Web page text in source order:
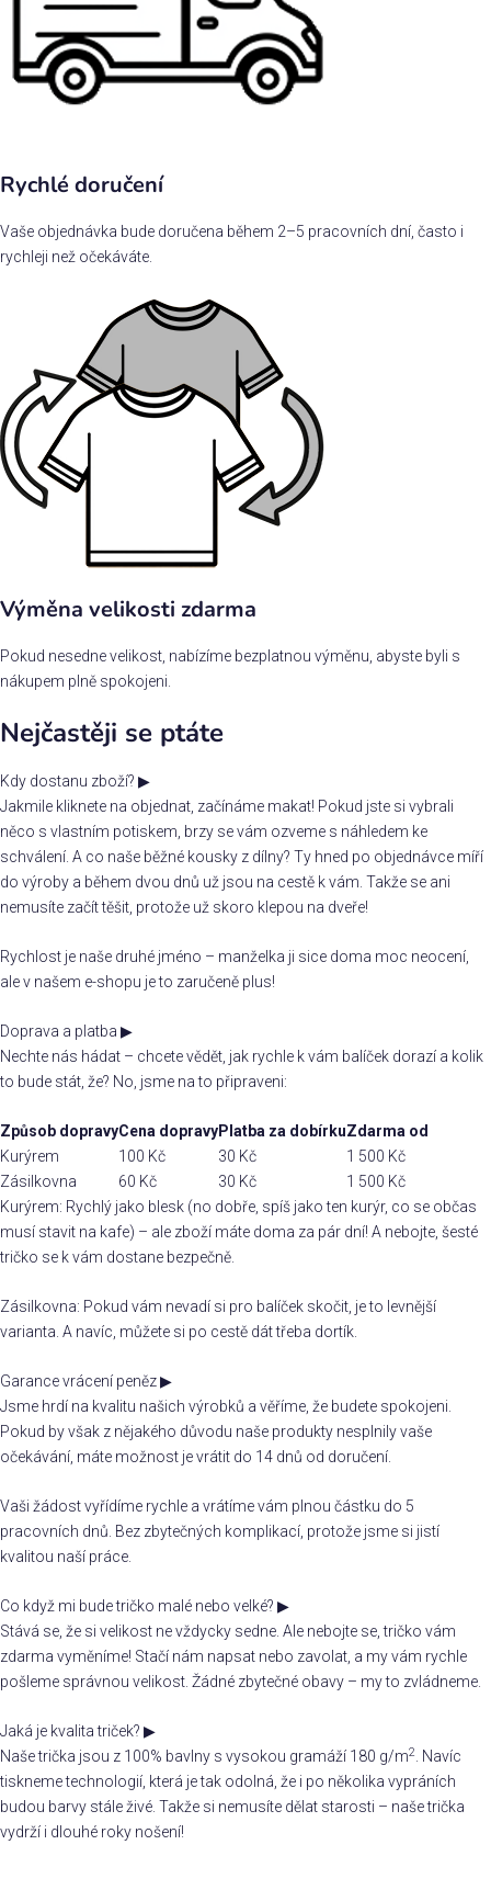
Rychlé doručení
Vaše objednávka bude doručena během 2–5 pracovních dní, často i
rychleji než očekáváte.
Výměna velikosti zdarma
Pokud nesedne velikost, nabízíme bezplatnou výměnu, abyste byli s
nákupem plně spokojeni.
Nejčastěji se ptáte
Kdy dostanu zboží? ▶
Jakmile kliknete na objednat, začínáme makat! Pokud jste si vybrali
něco s vlastním potiskem, brzy se vám ozveme s náhledem ke
schválení. A co naše běžné kousky z dílny? Ty hned po objednávce míří
do výroby a během dvou dnů už jsou na cestě k vám. Takže se ani
nemusíte začít těšit, protože už skoro klepou na dveře!
Rychlost je naše druhé jméno – manželka ji sice doma moc neocení,
ale v našem e-shopu je to zaručeně plus!
Doprava a platba ▶
Nechte nás hádat – chcete vědět, jak rychle k vám balíček dorazí a kolik
to bude stát, že? No, jsme na to připraveni:
Způsob dopravyCena dopravyPlatba za dobírkuZdarma od
Kurýrem
100 Kč 30 Kč
1 500 Kč
Zásilkovna
60 Kč 30 Kč
1 500 Kč
Kurýrem: Rychlý jako blesk (no dobře, spíš jako ten kurýr, co se občas
musí stavit na kafe) – ale zboží máte doma za pár dní! A nebojte, šesté
tričko se k vám dostane bezpečně.
Zásilkovna: Pokud vám nevadí si pro balíček skočit, je to levnější
varianta. A navíc, můžete si po cestě dát třeba dortík.
Garance vrácení peněz▶
Jsme hrdí na kvalitu našich výrobků a věříme, že budete spokojeni.
Pokud by však z nějakého důvodu naše produkty nesplnily vaše
očekávání, máte možnost je vrátit do 14 dnů od doručení.
Vaši žádost vyřídíme rychle a vrátíme vám plnou částku do 5
pracovních dnů. Bez zbytečných komplikací, protože jsme si jistí
kvalitou naší práce.
Co když mi bude tričko malé nebo velké? ▶
Stává se, že si velikost ne vždycky sedne. Ale nebojte se, tričko vám
zdarma vyměníme! Stačí nám napsat nebo zavolat, a my vám rychle
pošleme správnou velikost. Žádné zbytečné obavy – my to zvládneme.
Jaká je kvalita triček? ▶
Naše trička jsou z 100% bavlny s vysokou gramáží 180 g/m2. Navíc
tiskneme technologií, která je tak odolná, že i po několika vypráních
budou barvy stále živé. Takže si nemusíte dělat starosti – naše trička
vydrží i dlouhé roky nošení!